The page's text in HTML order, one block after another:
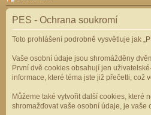
PES - Ochrana soukromí
Toto prohlášení podrobně vysvětluje jak
Vaše osobní údaje jsou shromážděny
První dvě cookies obsahují jen
informace, které téma jste již přečetli, což
Můžeme také vytvořit další cookies, které
shromažďovat vaše osobní údaje, je vaše